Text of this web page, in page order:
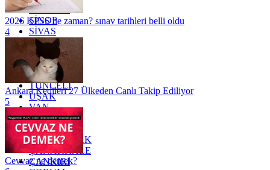
SAMSUN
SİNOP
SİVAS
SİİRT
TEKİRDAĞ
TOKAT
TRABZON
TUNCELİ
UŞAK
VAN
YALOVA
YOZGAT
ZONGULDAK
ÇANAKKALE
ÇANKIRI
2026 KPSS ne zaman? sınav tarihleri belli oldu
4
Ankara Kedileri 27 Ülkeden Canlı Takip Ediliyor
5
Cevvaz ne demek?